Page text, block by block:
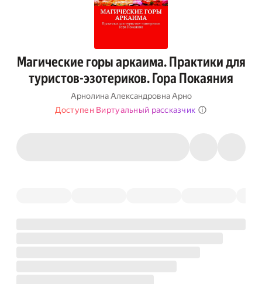
Магические горы аркаима. Практики для
туристов-эзотериков. Гора Покаяния
Арнолина Александровна Арно
Доступен Виртуальный рассказчик